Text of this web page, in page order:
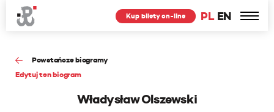
PL EN
Kup bilety on-line
Powstańcze biogramy
Edytuj ten biogram
Władysław Olszewski